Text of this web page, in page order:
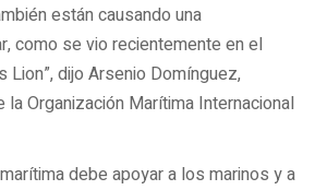
están causando una
como se vio recientemente en el
Lion”, dijo Arsenio Domínguez,
Organización Marítima Internacional
debe apoyar a los marinos y a